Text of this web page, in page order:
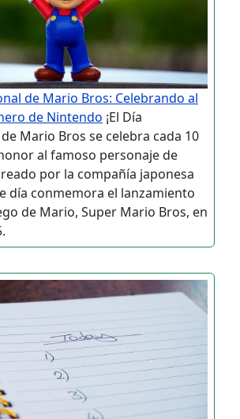
de Mario Bros: Celebrando al
de Nintendo ¡El Día
Mario Bros se celebra cada 10
al famoso personaje de
por la compañía japonesa
día conmemora el lanzamiento
de Mario, Super Mario Bros, en